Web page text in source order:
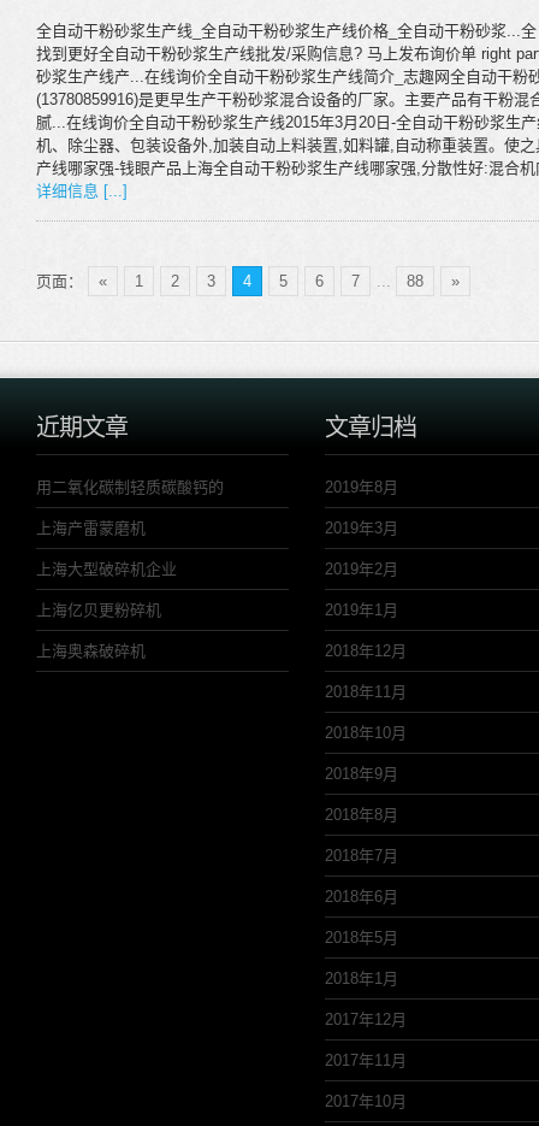
全自动干粉砂浆生产线_全自动干粉砂浆生产线价格_全自动干粉砂浆...
找到更好全自动干粉砂浆生产线批发/采购信息? 马上发布询价单 right
砂浆生产线产...在线询价全自动干粉砂浆生产线简介_志趣网全自动干粉
(13780859916)是更早生产干粉砂浆混合设备的厂家。主要产品有干粉
腻...在线询价全自动干粉砂浆生产线2015年3月20日-全自动干粉砂浆生
机、除尘器、包装设备外,加装自动上料装置,如料罐,自动称重装置。使
产线哪家强-钱眼产品上海全自动干粉砂浆生产线哪家强,分散性好:混合
详细信息 [...]
页面： « 1 2 3 4 5 6 7 ... 88 »
近期文章
用二氧化碳制轻质碳酸钙的
上海产雷蒙磨机
上海大型破碎机企业
上海亿贝更粉碎机
上海奥森破碎机
文章归档
2019年8月
2019年3月
2019年2月
2019年1月
2018年12月
2018年11月
2018年10月
2018年9月
2018年8月
2018年7月
2018年6月
2018年5月
2018年1月
2017年12月
2017年11月
2017年10月